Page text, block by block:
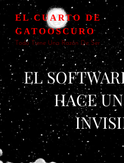
EL CUARTO DE
GATOOSCURO
Todo Tiene Una Razón De Ser
EL
HACE